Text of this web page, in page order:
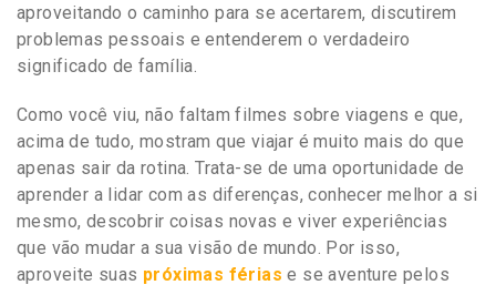
aproveitando o caminho para se acertarem, discutirem
problemas pessoais e entenderem o verdadeiro
significado de família.
Como você viu, não faltam filmes sobre viagens e que,
acima de tudo, mostram que viajar é muito mais do que
apenas sair da rotina. Trata-se de uma oportunidade de
aprender a lidar com as diferenças, conhecer melhor a si
mesmo, descobrir coisas novas e viver experiências
que vão mudar a sua visão de mundo. Por isso,
aproveite suas próximas férias e se aventure pelos